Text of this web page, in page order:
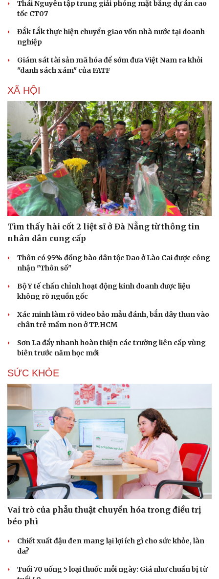
Du lịch
Tư vấn
Săn Tour
check-in
Đọc truyện đêm khuya
Cửa sổ tình yêu
Kể chuyện cho bé
Hạt giống tâm hồn
Thái Nguyên tập trung giải phóng mặt bằng dự án cao
tốc CT07
Đắk Lắk thực hiện chuyển giao vốn nhà nước tại doanh
nghiệp
Giám sát tài sản mã hóa để sớm đưa Việt Nam ra khỏi
"danh sách xám" của FATF
XÃ HỘI
Tìm thấy hài cốt 2 liệt sĩ ở Đà Nẵng từ thông tin
nhân dân cung cấp
Thôn có 95% đồng bào dân tộc Dao ở Lào Cai được công
nhận "Thôn số"
Bộ Y tế chấn chỉnh hoạt động kinh doanh dược liệu
không rõ nguồn gốc
Xác minh làm rõ video bảo mẫu đánh, bắn dây thun vào
chân trẻ mầm non ở TP.HCM
Sơn La đẩy nhanh hoàn thiện các trường liên cấp vùng
biên trước năm học mới
SỨC KHỎE
Vai trò của phẫu thuật chuyển hóa trong điều trị
béo phì
Chiết xuất đậu đen mang lại lợi ích gì cho sức khỏe, làn
da?
Tuổi 70 uống 5 loại thuốc mỗi ngày: Giá như chuẩn bị từ